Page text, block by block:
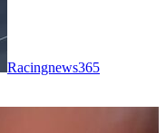
Racingnews365